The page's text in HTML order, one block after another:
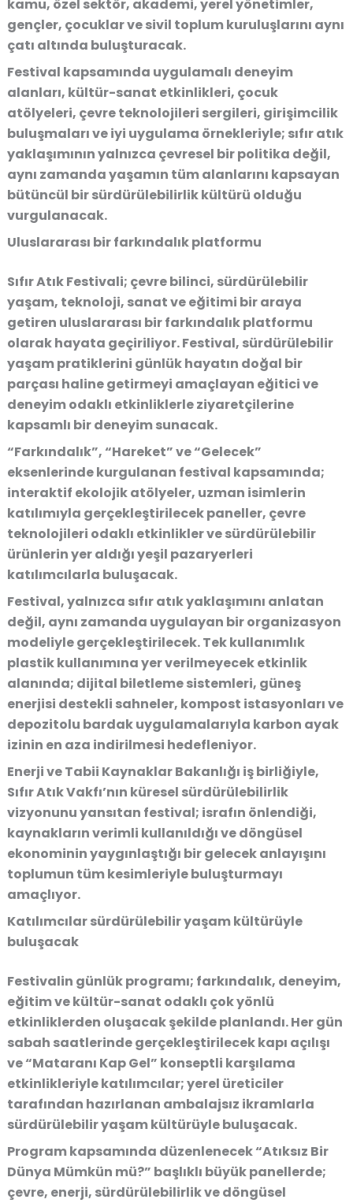
kamu, özel sektör, akademi, yerel yönetimler,
gençler, çocuklar ve sivil toplum kuruluşlarını aynı
çatı altında buluşturacak.
Festival kapsamında uygulamalı deneyim
alanları, kültür-sanat etkinlikleri, çocuk
atölyeleri, çevre teknolojileri sergileri, girişimcilik
buluşmaları ve iyi uygulama örnekleriyle; sıfır atık
yaklaşımının yalnızca çevresel bir politika değil,
aynı zamanda yaşamın tüm alanlarını kapsayan
bütüncül bir sürdürülebilirlik kültürü olduğu
vurgulanacak.
Uluslararası bir farkındalık platformu
Sıfır Atık Festivali; çevre bilinci, sürdürülebilir
yaşam, teknoloji, sanat ve eğitimi bir araya
getiren uluslararası bir farkındalık platformu
olarak hayata geçiriliyor. Festival, sürdürülebilir
yaşam pratiklerini günlük hayatın doğal bir
parçası haline getirmeyi amaçlayan eğitici ve
deneyim odaklı etkinliklerle ziyaretçilerine
kapsamlı bir deneyim sunacak.
“Farkındalık”, “Hareket” ve “Gelecek”
eksenlerinde kurgulanan festival kapsamında;
interaktif ekolojik atölyeler, uzman isimlerin
katılımıyla gerçekleştirilecek paneller, çevre
teknolojileri odaklı etkinlikler ve sürdürülebilir
ürünlerin yer aldığı yeşil pazaryerleri
katılımcılarla buluşacak.
Festival, yalnızca sıfır atık yaklaşımını anlatan
değil, aynı zamanda uygulayan bir organizasyon
modeliyle gerçekleştirilecek. Tek kullanımlık
plastik kullanımına yer verilmeyecek etkinlik
alanında; dijital biletleme sistemleri, güneş
enerjisi destekli sahneler, kompost istasyonları ve
depozitolu bardak uygulamalarıyla karbon ayak
izinin en aza indirilmesi hedefleniyor.
Enerji ve Tabii Kaynaklar Bakanlığı iş birliğiyle,
Sıfır Atık Vakfı’nın küresel sürdürülebilirlik
vizyonunu yansıtan festival; israfın önlendiği,
kaynakların verimli kullanıldığı ve döngüsel
ekonominin yaygınlaştığı bir gelecek anlayışını
toplumun tüm kesimleriyle buluşturmayı
amaçlıyor.
Katılımcılar sürdürülebilir yaşam kültürüyle
buluşacak
Festivalin günlük programı; farkındalık, deneyim,
eğitim ve kültür-sanat odaklı çok yönlü
etkinliklerden oluşacak şekilde planlandı. Her gün
sabah saatlerinde gerçekleştirilecek kapı açılışı
ve “Mataranı Kap Gel” konseptli karşılama
etkinlikleriyle katılımcılar; yerel üreticiler
tarafından hazırlanan ambalajsız ikramlarla
sürdürülebilir yaşam kültürüyle buluşacak.
Program kapsamında düzenlenecek “Atıksız Bir
Dünya Mümkün mü?” başlıklı büyük panellerde;
çevre, enerji, sürdürülebilirlik ve döngüsel